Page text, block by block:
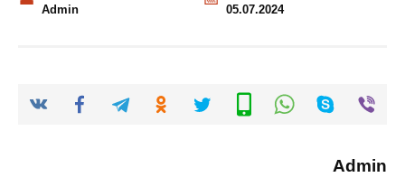
Admin 05.07.2024
Admin